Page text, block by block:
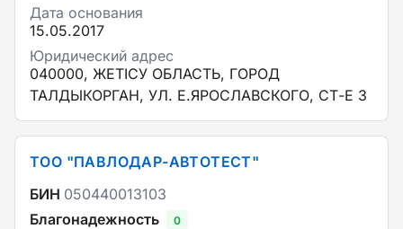
Дата основания
15.05.2017
Юридический адрес
040000, ЖЕТІСУ ОБЛАСТЬ, ГОРОД
ТАЛДЫКОРГАН, УЛ. Е.ЯРОСЛАВСКОГО, СТ-Е 3
ТОО "ПАВЛОДАР-АВТОТЕСТ"
БИН 050440013103
Благонадежность
0